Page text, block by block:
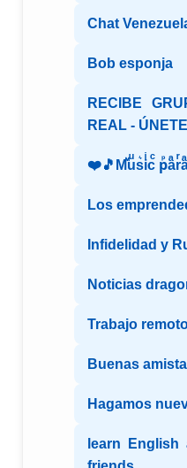
Chat
Bob esponja
RECIBE
REAL -
❤️🎵Mⷨuͧs͛iͥcͨ
Los
Infidelidad y
Noticias
Trabajo
Buenas
Hagamos
learn English